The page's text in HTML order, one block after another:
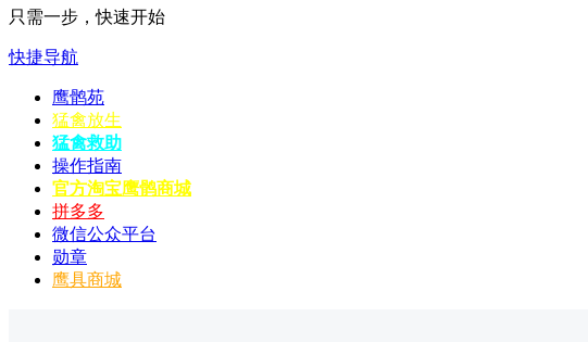
只需一步，快速开始
快捷导航
鹰鹘苑
猛禽放生
猛禽救助
操作指南
官方淘宝鹰鹘商城
拼多多
微信公众平台
勋章
鹰具商城